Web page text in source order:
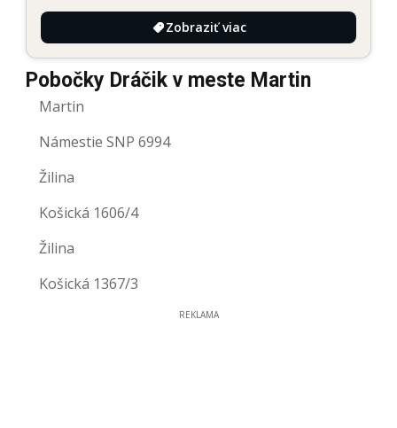
Zobraziť viac
Pobočky Dráčik v meste Martin
Martin
Námestie SNP 6994
Žilina
Košická 1606/4
Žilina
Košická 1367/3
REKLAMA